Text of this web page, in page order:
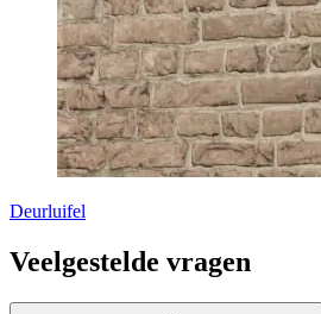
Deurluifel
Veelgestelde vragen